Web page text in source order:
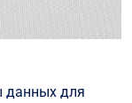
данных для